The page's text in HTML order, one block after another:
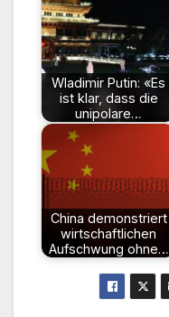
Wladimir Putin: «Es
ist klar, dass die
unipolare…
China demonstriert
wirtschaftlichen
Aufschwung ohne…